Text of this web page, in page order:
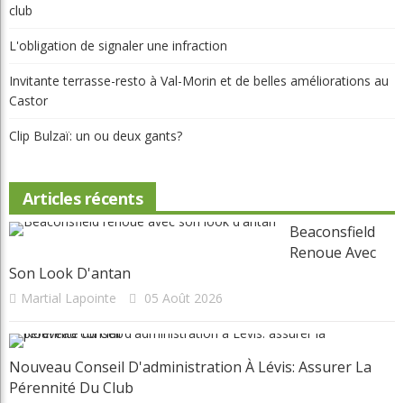
club
L'obligation de signaler une infraction
Invitante terrasse-resto à Val-Morin et de belles améliorations au
Castor
Clip Bulzaï: un ou deux gants?
Articles récents
Beaconsfield
Renoue Avec
Son Look D'antan
Martial Lapointe 05 Août 2026
Nouveau Conseil D'administration À Lévis: Assurer La
Pérennité Du Club